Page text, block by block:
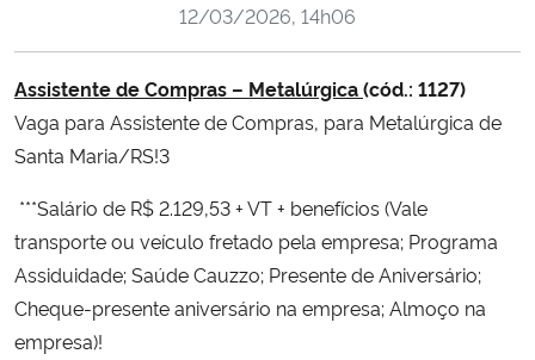
Ministério da Ciência, Tecnologia, Inovações e Comunicações
Ministério do Meio Ambiente
Ministério do Turismo
Ministério do Desenvolvimento Regional
Controladoria-Geral da União
12/03/2026, 14h06
Assistente de Compras – Metalúrgica(cód.: 1127)
Vaga para Assistente de Compras, para Metalúrgica de
Santa Maria/RS!3
***Salário de R$ 2.129,53 + VT + benefícios (Vale
transporte ou veículo fretado pela empresa; Programa
Assiduidade; Saúde Cauzzo; Presente de Aniversário;
Cheque-presente aniversário na empresa; Almoço na
empresa)!